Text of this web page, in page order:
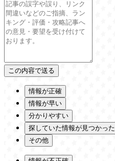
情報が正確
情報が早い
分かりやすい
探していた情報が見つかった
その他